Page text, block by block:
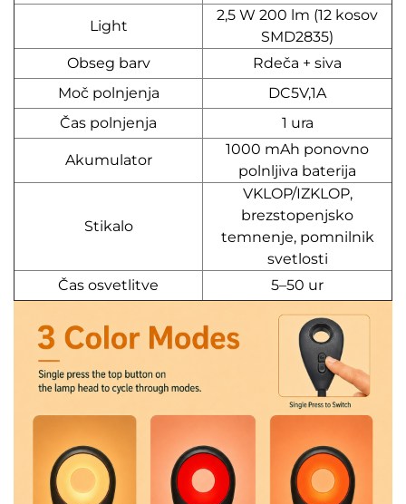
Light
2,5 W 200 lm (12 kosov
SMD2835)
Obseg barv
Rdeča + siva
Moč polnjenja
DC5V,1A
Čas polnjenja
1 ura
Akumulator
1000 mAh ponovno
polnljiva baterija
Stikalo
VKLOP/IZKLOP,
brezstopenjsko
temnenje, pomnilnik
svetlosti
Čas osvetlitve
5–50 ur